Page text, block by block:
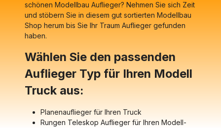
schönen Modellbau Auflieger? Nehmen Sie sich Zeit
und stöbern Sie in diesem gut sortierten Modellbau
Shop herum bis Sie Ihr Traum Auflieger gefunden
haben.
Wählen Sie den passenden
Auflieger Typ für Ihren Modell
Truck aus:
Planenauflieger für Ihren Truck
Rungen Teleskop Auflieger für Ihren Modell-